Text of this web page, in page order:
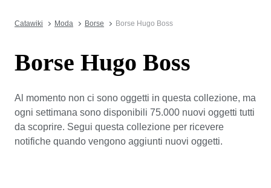
Catawiki Moda Borse Borse Hugo Boss
Borse Hugo Boss
Al momento non ci sono oggetti in questa collezione, ma
ogni settimana sono disponibili 75.000 nuovi oggetti tutti
da scoprire. Segui questa collezione per ricevere
notifiche quando vengono aggiunti nuovi oggetti.